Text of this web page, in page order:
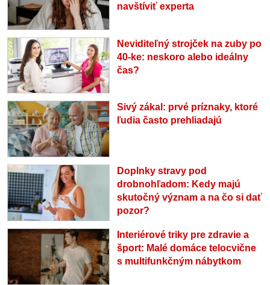
navštíviť experta
Neviditeľný strojček na zuby po
40-ke: neskoro alebo ideálny
čas?
Sivý zákal: prvé príznaky, ktoré
ľudia často prehliadajú
Doplnky stravy pod
drobnohľadom: Kedy majú
skutočný význam a na čo si dať
pozor?
Interiérové triky pre zdravie a
šport: Malé domáce telocvične
s multifunkčným nábytkom